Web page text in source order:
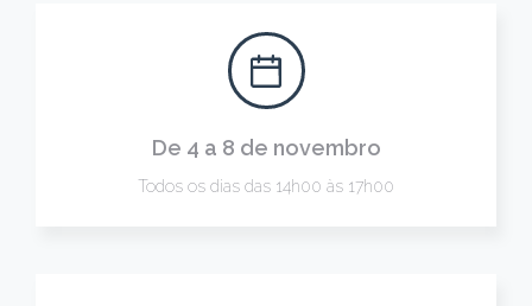
De 4 a 8 de novembro
Todos os dias das 14h00 às 17h00